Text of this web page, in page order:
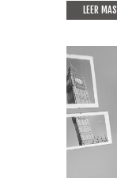
LEER MAS